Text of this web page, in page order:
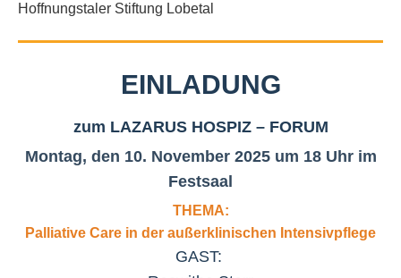
Hoffnungstaler Stiftung Lobetal
EINLADUNG
zum LAZARUS HOSPIZ – FORUM
Montag, den 10. November 2025 um 18 Uhr im
Festsaal
THEMA:
Palliative Care in der außerklinischen Intensivpflege
GAST: